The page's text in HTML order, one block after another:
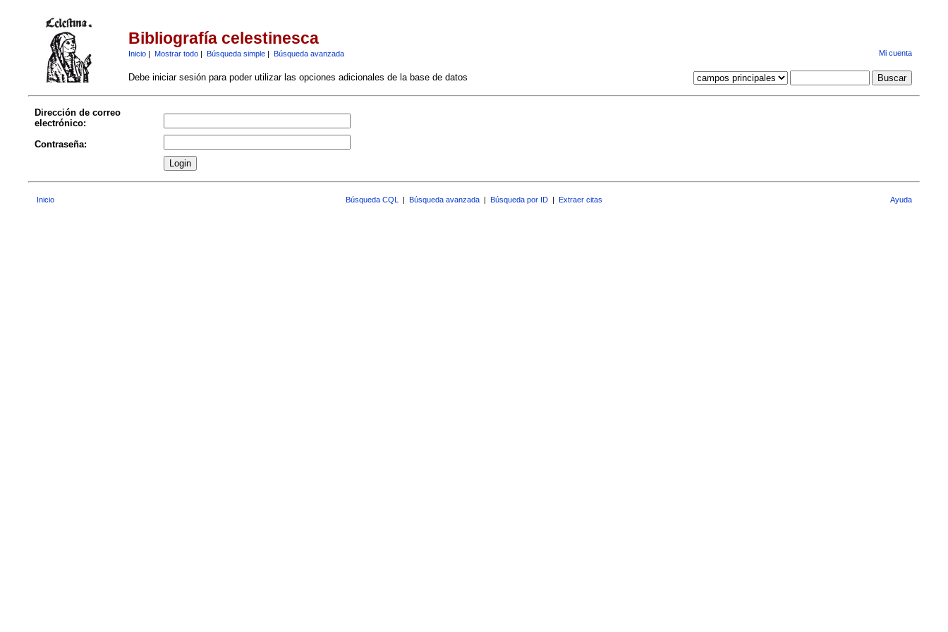
Bibliografía celestinesca
Inicio| Mostrar todo| Búsqueda simple| Búsqueda avanzada Mi cuenta
Debe iniciar sesión para poder utilizar las opciones adicionales de la base de datos
Dirección de correo
electrónico:
Contraseña:
Inicio Búsqueda CQL | Búsqueda avanzada | Búsqueda por ID | Extraer citas Ayuda